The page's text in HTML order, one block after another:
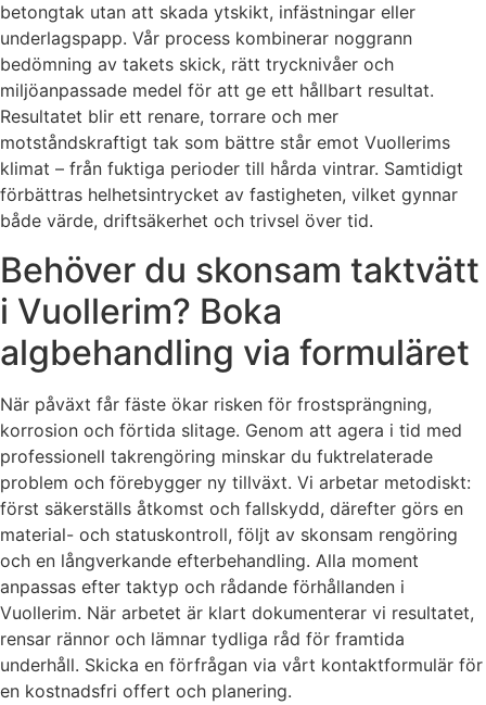
betongtak utan att skada ytskikt, infästningar eller
underlagspapp. Vår process kombinerar noggrann
bedömning av takets skick, rätt trycknivåer och
miljöanpassade medel för att ge ett hållbart resultat.
Resultatet blir ett renare, torrare och mer
motståndskraftigt tak som bättre står emot Vuollerims
klimat – från fuktiga perioder till hårda vintrar. Samtidigt
förbättras helhetsintrycket av fastigheten, vilket gynnar
både värde, driftsäkerhet och trivsel över tid.
Behöver du skonsam taktvätt
i Vuollerim? Boka
algbehandling via formuläret
När påväxt får fäste ökar risken för frostsprängning,
korrosion och förtida slitage. Genom att agera i tid med
professionell takrengöring minskar du fuktrelaterade
problem och förebygger ny tillväxt. Vi arbetar metodiskt:
först säkerställs åtkomst och fallskydd, därefter görs en
material- och statuskontroll, följt av skonsam rengöring
och en långverkande efterbehandling. Alla moment
anpassas efter taktyp och rådande förhållanden i
Vuollerim. När arbetet är klart dokumenterar vi resultatet,
rensar rännor och lämnar tydliga råd för framtida
underhåll. Skicka en förfrågan via vårt kontaktformulär för
en kostnadsfri offert och planering.